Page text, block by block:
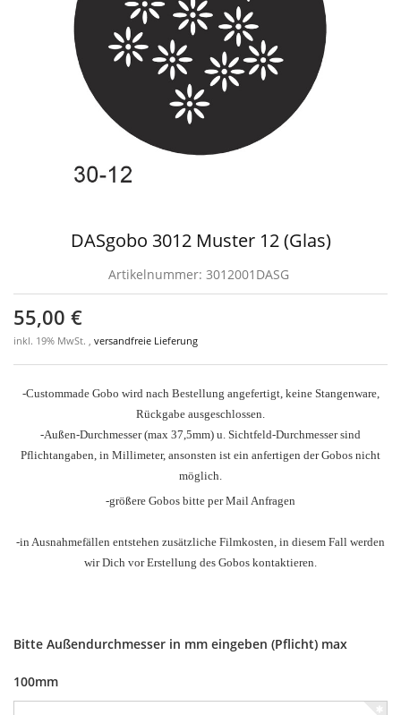
DASgobo 3012 Muster 12 (Glas)
Artikelnummer: 3012001DASG
55,00 €
inkl. 19% MwSt. , versandfreie Lieferung
-Custommade Gobo wird nach Bestellung angefertigt, keine Stangenware,
Rückgabe ausgeschlossen.
-Außen-Durchmesser(max 37,5mm) u. Sichtfeld-Durchmesser sind
Pflichtangaben, in Millimeter, ansonsten ist ein anfertigen der Gobos nicht
möglich.
-größere Gobos bitte per Mail Anfragen
-in Ausnahmefällen entstehen zusätzliche Filmkosten, in diesem Fall werden
wir Dich vor Erstellung des Gobos kontaktieren.
Bitte Außendurchmesser in mm eingeben (Pflicht) max
100mm